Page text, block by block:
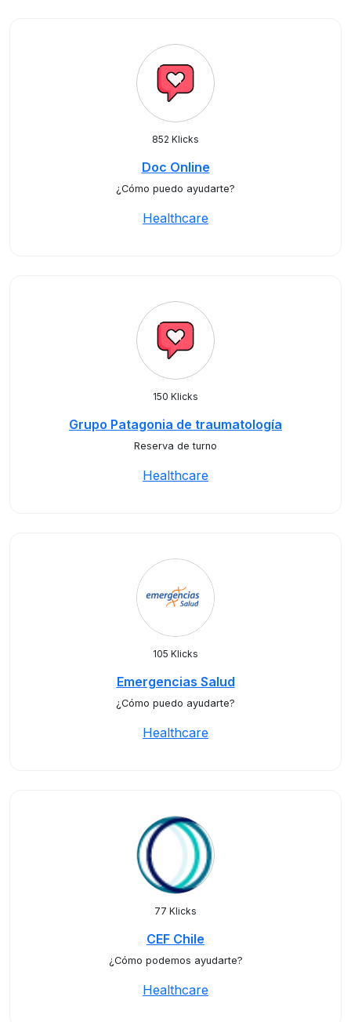
852 Klicks
Doc Online
¿Cómo puedo ayudarte?
Healthcare
150 Klicks
Grupo Patagonia de traumatología
Reserva de turno
Healthcare
105 Klicks
Emergencias Salud
¿Cómo puedo ayudarte?
Healthcare
77 Klicks
CEF Chile
¿Cómo podemos ayudarte?
Healthcare